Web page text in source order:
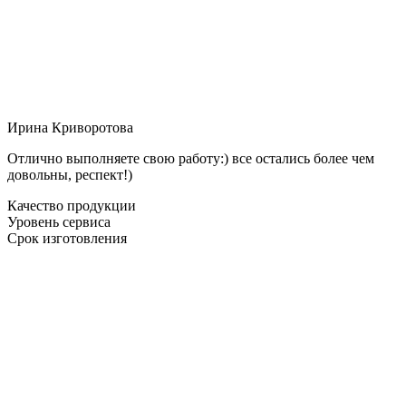
Ирина Криворотова
Отлично выполняете свою работу:) все остались более чем
довольны, респект!)
Качество продукции
Уровень сервиса
Срок изготовления